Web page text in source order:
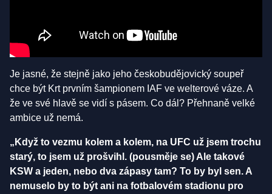
Je jasné, že stejně jako jeho českobudějovický soupeř
chce být Krt prvním šampionem IAF ve welterové váze. A
že ve své hlavě se vidí s pásem. Co dál? Přehnaně velké
ambice už nemá.
„Když to vezmu kolem a kolem, na UFC už jsem trochu
starý, to jsem už prošvihl. (pousměje se) Ale takové
KSW a jeden, nebo dva zápasy tam? To by byl sen. A
nemuselo by to být ani na fotbalovém stadionu pro